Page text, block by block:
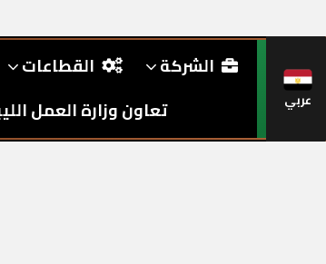
عربي
الشركة القطاعات
تعاون وزارة العمل